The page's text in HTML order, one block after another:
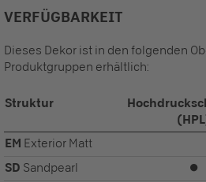
VERFÜGBARKEIT
Dieses Dekor ist in den folgenden
Produktgruppen erhältlich:
Struktur
EM Exterior Matt
SD Sandpearl ⏺